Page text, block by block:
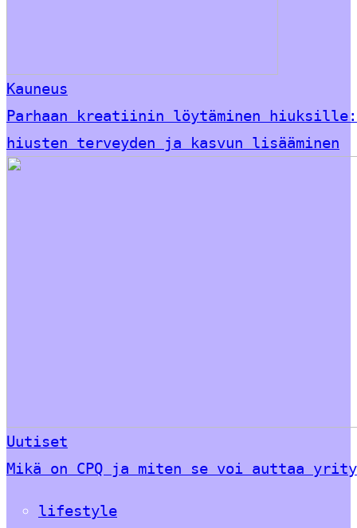
Kauneus
Parhaan kreatiinin löytäminen hiuksille:
hiusten terveyden ja kasvun lisääminen
Uutiset
Mikä on CPQ ja miten se voi auttaa
lifestyle